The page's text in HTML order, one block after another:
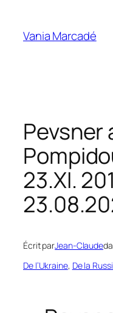
contenu
Vania Marcadé
Pevsner
23.XI.
Écrit parJean-Claude
De l’Ukraine, De la